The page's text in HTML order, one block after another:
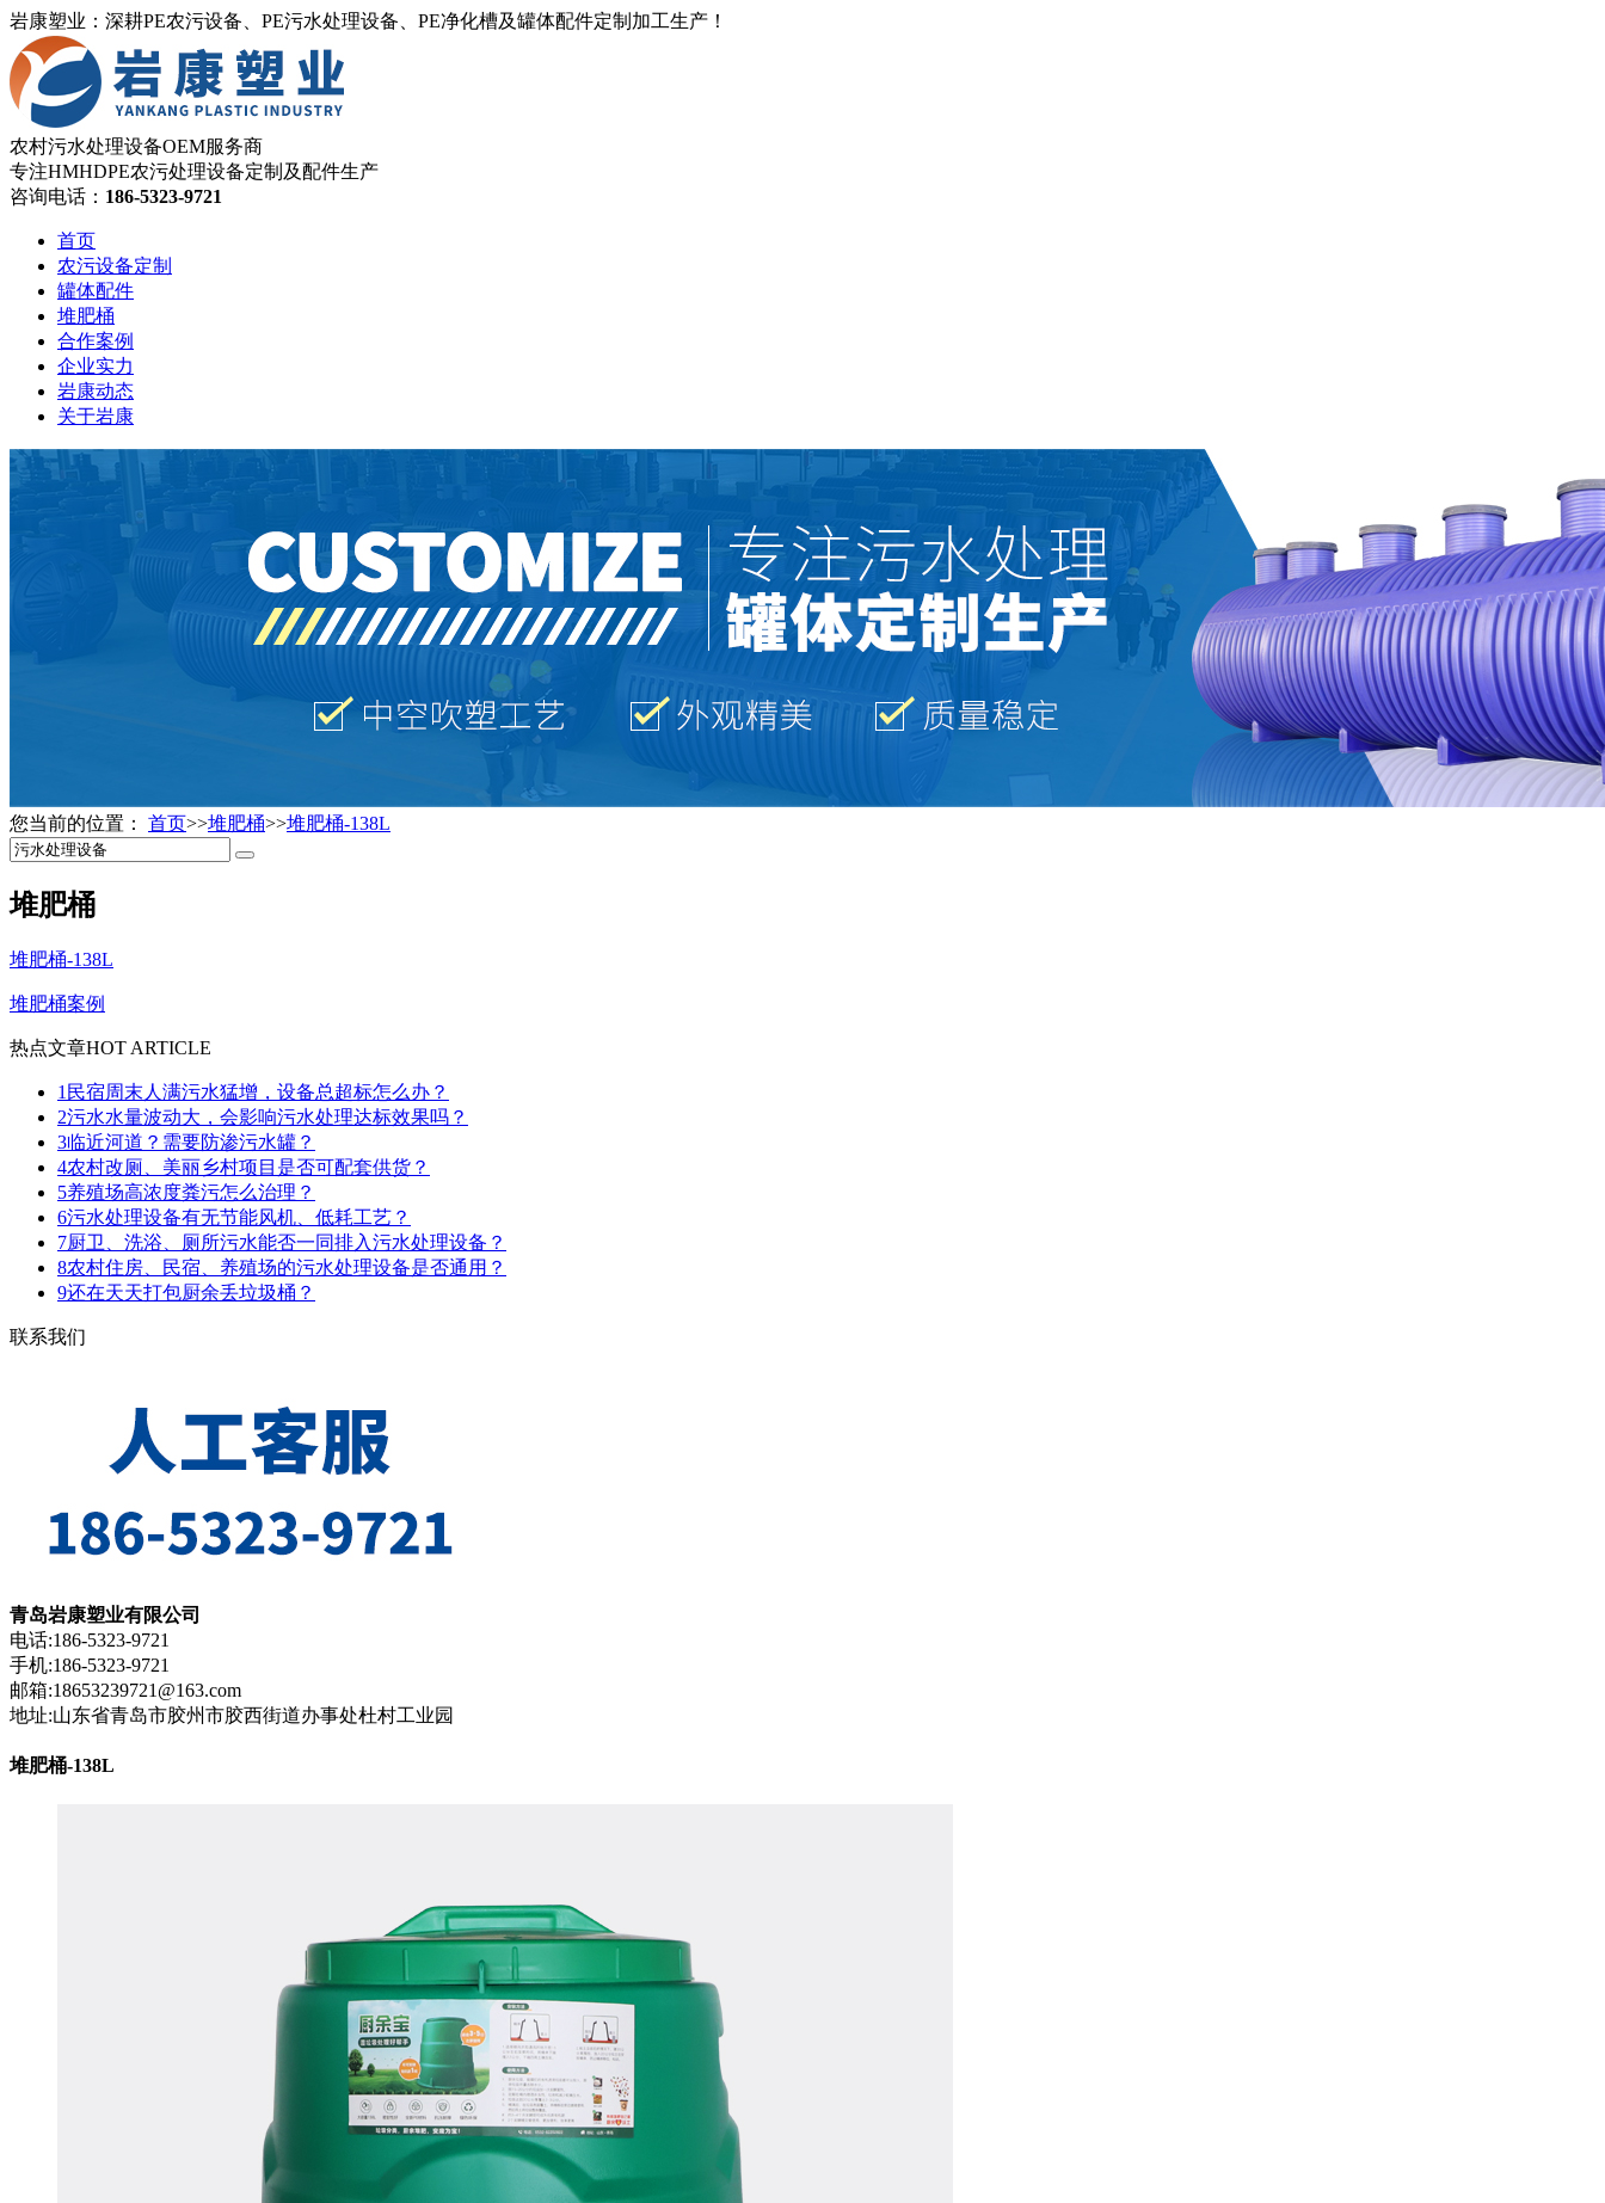
岩康塑业：深耕PE农污设备、PE污水处理设备、PE净化槽及罐体配件定制加工生产！
农村污水处理设备OEM服务商
专注HMHDPE农污处理设备定制及配件生产
咨询电话： 186-5323-9721
首页
农污设备定制
罐体配件
堆肥桶
合作案例
企业实力
岩康动态
关于岩康
您当前的位置： 首页>>堆肥桶>>堆肥桶-138L
堆肥桶
堆肥桶-138L
堆肥桶案例
热点文章HOT ARTICLE
1 民宿周末人满污水猛增，设备总超标怎么办？
2污水水量波动大，会影响污水处理达标效果吗？
3临近河道？需要防渗污水罐？
4农村改厕、美丽乡村项目是否可配套供货？
5养殖场高浓度粪污怎么治理？
6污水处理设备有无节能风机、低耗工艺？
7厨卫、洗浴、厕所污水能否一同排入污水处理设备？
8农村住房、民宿、养殖场的污水处理设备是否通用？
9还在天天打包厨余丢垃圾桶？
联系我们
青岛岩康塑业有限公司
电话:186-5323-9721
手机:186-5323-9721
邮箱:18653239721@163.com
地址:山东省青岛市胶州市胶西街道办事处杜村工业园
堆肥桶-138L